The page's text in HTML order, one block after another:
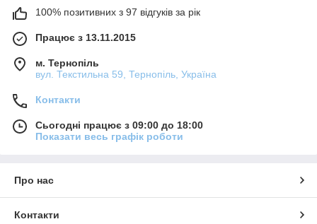
100% позитивних з 97 відгуків за рік
Працює з 13.11.2015
м. Тернопіль
вул. Текстильна 59, Тернопіль, Україна
Контакти
Сьогодні працює з 09:00 до 18:00
Показати весь графік роботи
Про нас
Контакти